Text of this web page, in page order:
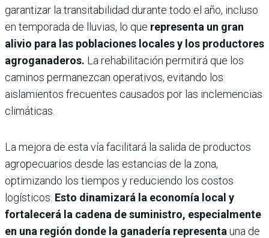
garantizar la transitabilidad durante todo el año, incluso
en temporada de lluvias, lo que representa un gran
alivio para las poblaciones locales y los productores
agroganaderos. La rehabilitación permitirá que los
caminos permanezcan operativos, evitando los
aislamientos frecuentes causados por las inclemencias
climáticas.
La mejora de esta vía facilitará la salida de productos
agropecuarios desde las estancias de la zona,
optimizando los tiempos y reduciendo los costos
logísticos. Esto dinamizará la economía local y
fortalecerá la cadena de suministro, especialmente
en una región donde la ganadería representa una de